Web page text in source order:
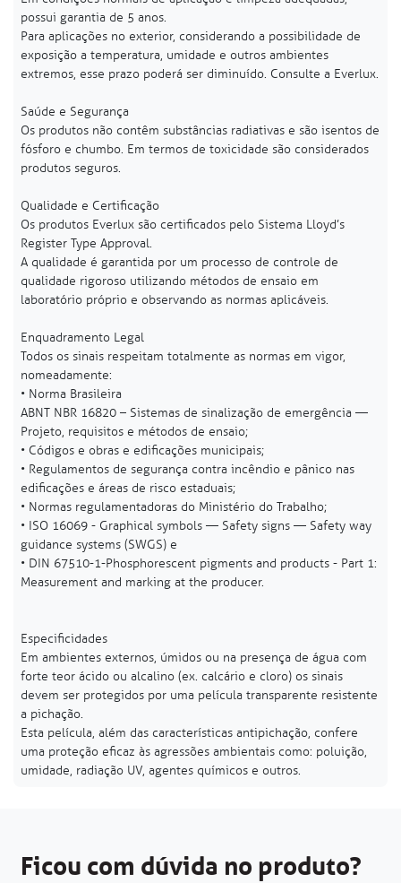
possui garantia de 5 anos.
Para aplicações no exterior, considerando a possibilidade de
exposição a temperatura, umidade e outros ambientes
extremos, esse prazo poderá ser diminuído. Consulte a Everlux.
Saúde e Segurança
Os produtos não contêm substâncias radiativas e são isentos de
fósforo e chumbo. Em termos de toxicidade são considerados
produtos seguros.
Qualidade e Certificação
Os produtos Everlux são certificados pelo Sistema Lloyd’s
Register Type Approval.
A qualidade é garantida por um processo de controle de
qualidade rigoroso utilizando métodos de ensaio em
laboratório próprio e observando as normas aplicáveis.
Enquadramento Legal
Todos os sinais respeitam totalmente as normas em vigor,
nomeadamente:
• Norma Brasileira
ABNT NBR 16820 – Sistemas de sinalização de emergência —
Projeto, requisitos e métodos de ensaio;
• Códigos e obras e edificações municipais;
• Regulamentos de segurança contra incêndio e pânico nas
edificações e áreas de risco estaduais;
• Normas regulamentadoras do Ministério do Trabalho;
• ISO 16069 - Graphical symbols — Safety signs — Safety way
guidance systems (SWGS) e
• DIN 67510-1-Phosphorescent pigments and products - Part 1:
Measurement and marking at the producer.
Especificidades
Em ambientes externos, úmidos ou na presença de água com
forte teor ácido ou alcalino (ex. calcário e cloro) os sinais
devem ser protegidos por uma película transparente resistente
a pichação.
Esta película, além das características antipichação, confere
uma proteção eficaz às agressões ambientais como: poluição,
umidade, radiação UV, agentes químicos e outros.
Ficou com dúvida no produto?